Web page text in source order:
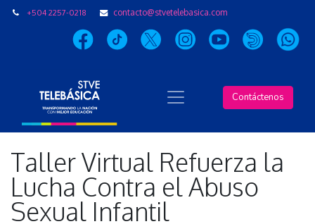
+504 2257-0218 contacto@stvetelebasica.com
Contáctenos
Taller Virtual Refuerza la
Lucha Contra el Abuso
Sexual Infantil